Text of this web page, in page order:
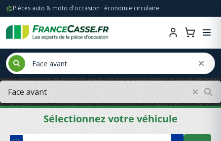
Pièces auto & moto d'occasion · économie circulaire
Sélectionnez votre véhicule